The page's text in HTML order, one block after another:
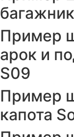
Пример
арок и
S09
Пример
капота